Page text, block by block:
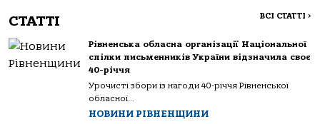
СТАТТІ ВСІ СТАТТІ >
Рівненська обласна організації Національної
спілки письменників України відзначила своє
40-річчя
Урочисті збори із нагоди 40-річчя Рівненської
обласної...
НОВИНИ РІВНЕНЩИНИ